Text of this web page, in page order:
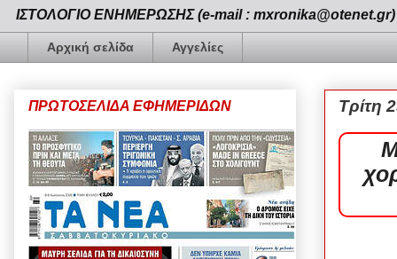
ΙΣΤΟΛΟΓΙΟ ΕΝΗΜΕΡΩΣΗΣ (e-mail :
Αρχική σελίδα Αγγελίες
Τρίτη
ΠΡΩΤΟΣΕΛΙΔΑ ΕΦΗΜΕΡΙΔΩΝ